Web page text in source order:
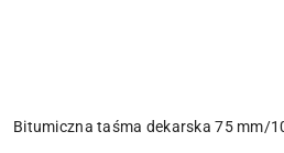
Bitumiczna taśma dekarska 75 mm/